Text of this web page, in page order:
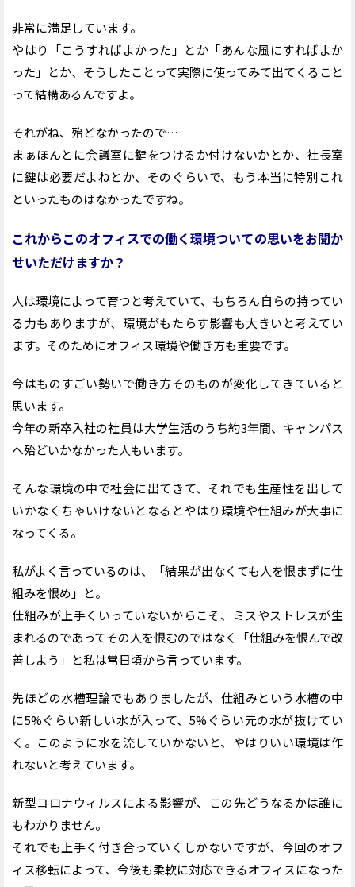
非常に満足しています。
やはり「こうすればよかった」とか「あんな風にすればよか
った」とか、そうしたことって実際に使ってみて出てくること
って結構あるんですよ。
それがね、殆どなかったので…
まぁほんとに会議室に鍵をつけるか付けないかとか、社長室
に鍵は必要だよねとか、そのぐらいで、もう本当に特別これ
といったものはなかったですね。
これからこのオフィスでの働く環境ついての思いをお聞か
せいただけますか？
人は環境によって育つと考えていて、もちろん自らの持ってい
る力もありますが、環境がもたらす影響も大きいと考えてい
ます。そのためにオフィス環境や働き方も重要です。
今はものすごい勢いで働き方そのものが変化してきていると
思います。
今年の新卒入社の社員は大学生活のうち約3年間、キャンパス
へ殆どいかなかった人もいます。
そんな環境の中で社会に出てきて、それでも生産性を出して
いかなくちゃいけないとなるとやはり環境や仕組みが大事に
なってくる。
私がよく言っているのは、「結果が出なくても人を恨まずに仕
組みを恨め」と。
仕組みが上手くいっていないからこそ、ミスやストレスが生
まれるのであってその人を恨むのではなく「仕組みを恨んで改
善しよう」と私は常日頃から言っています。
先ほどの水槽理論でもありましたが、仕組みという水槽の中
に5%ぐらい新しい水が入って、5%ぐらい元の水が抜けてい
く。このように水を流していかないと、やはりいい環境は作
れないと考えています。
新型コロナウィルスによる影響が、この先どうなるかは誰に
もわかりません。
それでも上手く付き合っていくしかないですが、今回のオフ
ィス移転によって、今後も柔軟に対応できるオフィスになった